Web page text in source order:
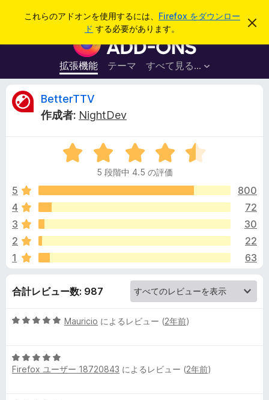
これらのアドオンを使用するには、 Firefox をダウンロー
ド する必要があります。
こ
を
F
i
r
e
ラ
ウ
ザ
ー
ド
オ
ン
拡張機能 テーマ すべて見る...
ログイン
B
t
e
r
T
の
BetterTTV
作成者: NightDev
5
段
中
.
の
価
5 段階中 4.5 の評価
5
800
4
72
3
30
2
22
1
63
合計レビュー数: 987
5
中
5
Mauricio によるレビュー (2年前)
5
段
Firefox ユーザー 18720843 によるレビュー (2年前)